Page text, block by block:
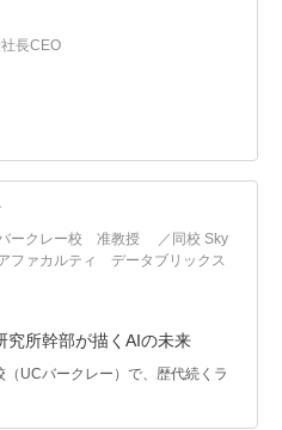
長CEO
バークレー校 准教授 ／同校 Sky
ァカルティ データブリックス
究所幹部が描くAIの未来
UCバークレー）で、歴代続くラ